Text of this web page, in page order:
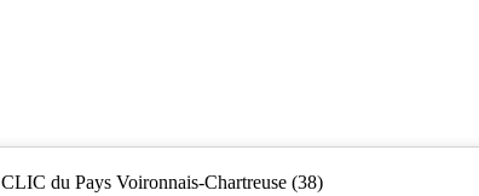
CLIC du Pays Voironnais-Chartreuse (38)